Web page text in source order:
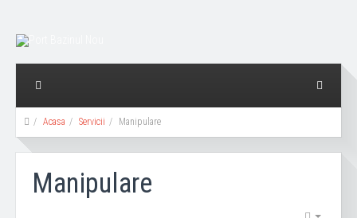
Acasa Servicii Manipulare
Manipulare